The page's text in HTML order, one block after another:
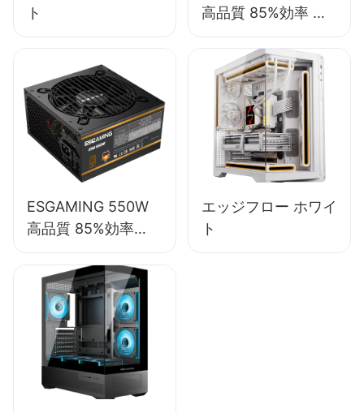
ト
高品質 85%効率 フ
ルモジュール 80+ブ
ロンズ デスクトップ
PC電源ユニット
ESB650W
ESGAMING 550W
高品質 85%効率
80+ブロンズ デスク
トップPC電源ユニ
ット ESB550W
エッジフロー ホワイ
ト